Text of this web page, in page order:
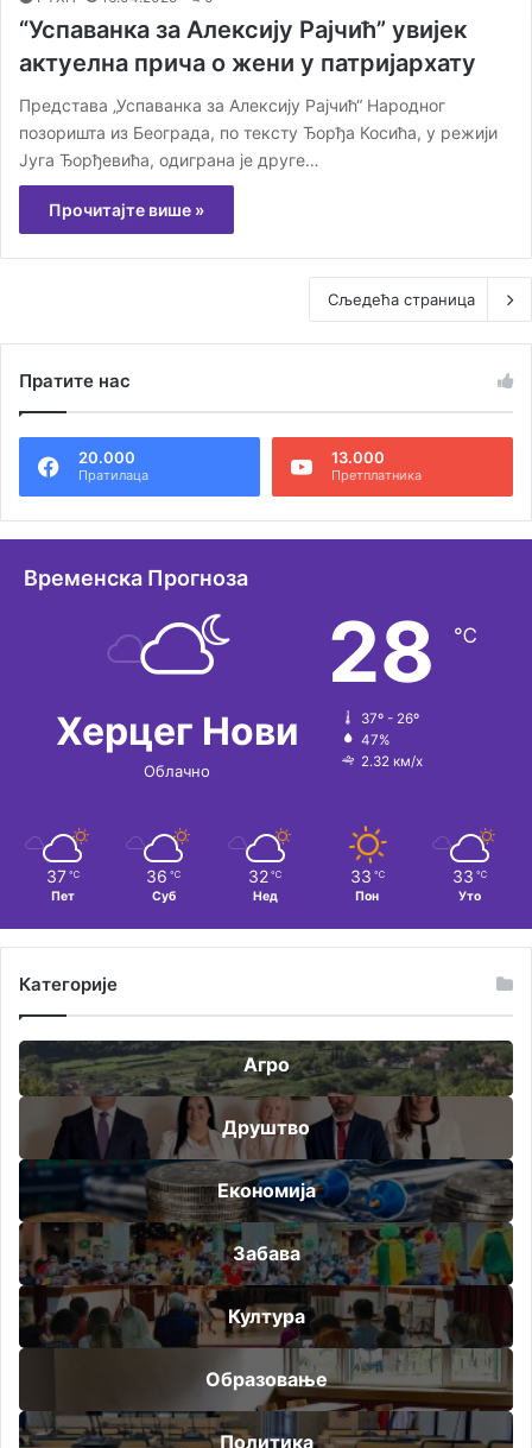
“Успаванка за Алексију Рајчић” увијек
актуелна прича о жени у патријархату
Представа „Успаванка за Алексију Рајчић“ Народног
позоришта из Београда, по тексту Ђорђа Косића, у режији
Југа Ђорђевића, одиграна је друге…
Прочитајте више »
Сљедећа страница
Пратите нас
20.000
Пратилаца
13.000
Претплатника
Временска Прогноза
Херцег Нови
Облачно
28 ℃
37º - 26º
47%
2.32 км/х
37 ℃
Пет
36 ℃
Суб
32 ℃
Нед
33 ℃
Пон
33 ℃
Уто
Категорије
Агро
Друштво
Економија
Забава
Култура
Образовање
Политика